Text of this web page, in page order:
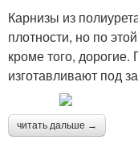
Карнизы из
плотности, но по
кроме того,
изготавливают под
читать дальше →